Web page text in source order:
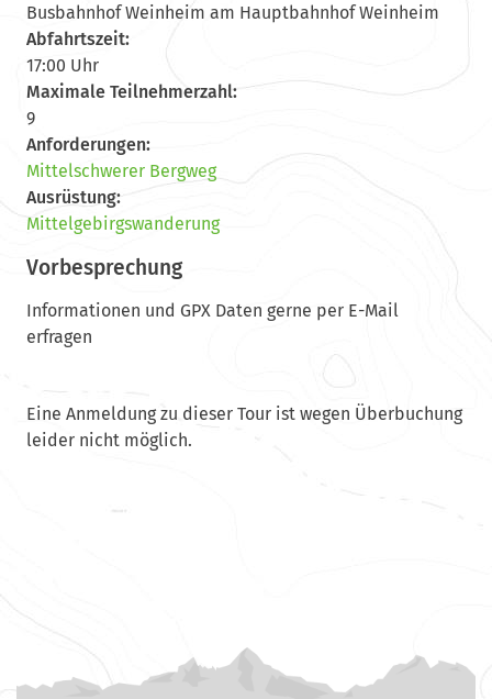
Busbahnhof Weinheim am Hauptbahnhof Weinheim
Abfahrtszeit:
17:00 Uhr
Maximale Teilnehmerzahl:
9
Anforderungen:
Mittelschwerer Bergweg
Ausrüstung:
Mittelgebirgswanderung
Vorbesprechung
Informationen und GPX Daten gerne per E-Mail
erfragen
Eine Anmeldung zu dieser Tour ist wegen Überbuchung
leider nicht möglich.